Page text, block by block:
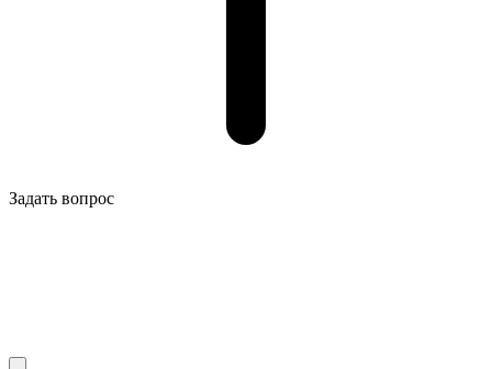
Задать вопрос